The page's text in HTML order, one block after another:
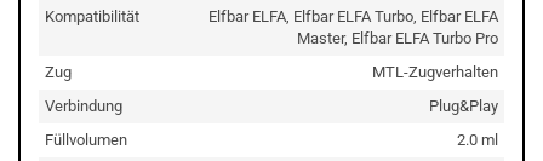
Kompatibilität
Elfbar ELFA, Elfbar ELFA Turbo, Elfbar ELFA
Master, Elfbar ELFA Turbo Pro
Zug
MTL-Zugverhalten
Verbindung
Plug&Play
Füllvolumen
2.0 ml